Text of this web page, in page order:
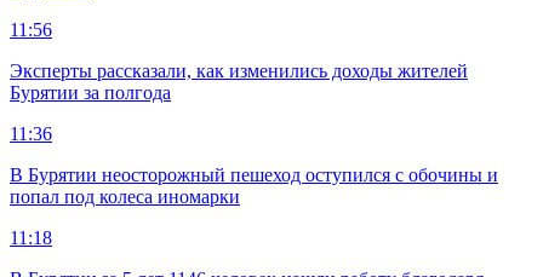
11:56
Эксперты рассказали, как изменились доходы жителей
Бурятии за полгода
11:36
В Бурятии неосторожный пешеход оступился с обочины и
попал под колеса иномарки
11:18